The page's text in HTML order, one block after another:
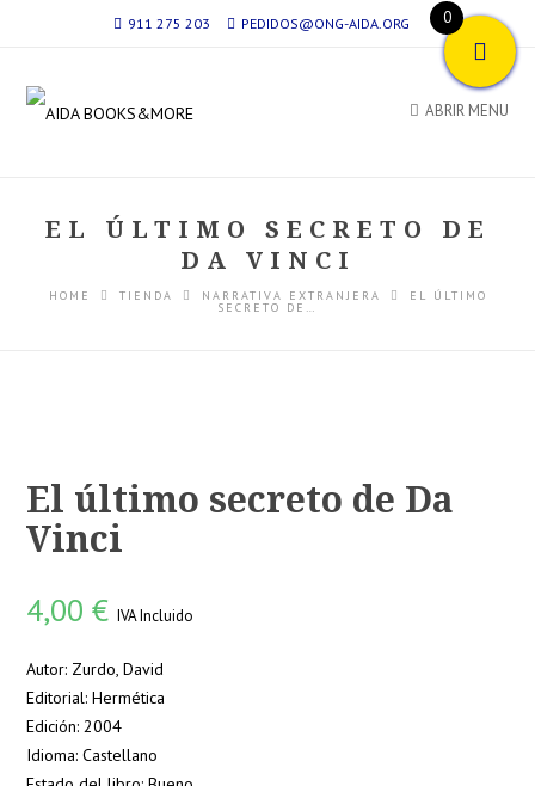
911 275 203 PEDIDOS@ONG-AIDA.ORG
ABRIR MENU
EL ÚLTIMO SECRETO DE
DA VINCI
HOME TIENDA NARRATIVA EXTRANJERA EL ÚLTIMO
SECRETO DE…
El último secreto de Da
Vinci
4,00€ IVA Incluido
Autor: Zurdo, David
Editorial: Hermética
Edición: 2004
Idioma: Castellano
0